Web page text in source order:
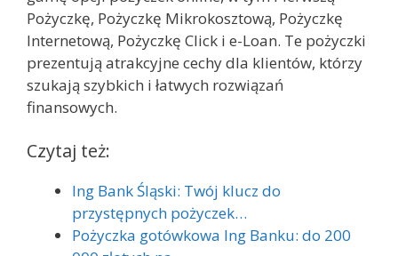
Pożyczkę, Pożyczkę Mikrokosztową, Pożyczkę
Internetową, Pożyczkę Click i e-Loan. Te pożyczki
prezentują atrakcyjne cechy dla klientów, którzy
szukają szybkich i łatwych rozwiązań
finansowych.
Czytaj też:
Ing Bank Śląski: Twój klucz do
przystępnych pożyczek…
Pożyczka gotówkowa Ing Banku: do 200